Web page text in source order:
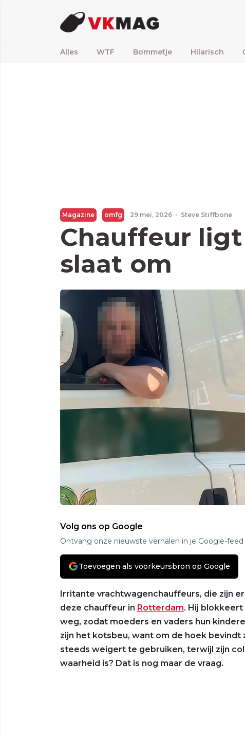
Alles WTF Bommetje Hilarisch
Magazine omfg 29 mei, 2026 · Steve Stiffbone
Chauffeur
slaat om
Volg ons op Google
Ontvang onze nieuwste verhalen in je Google-feed
Toevoegen als voorkeursbron op Google
Irritante vrachtwagenchauffeurs, die zijn
deze chauffeur in Rotterdam. Hij blokkeert
weg, zodat moeders en vaders hun
zijn het kotsbeu, want om de hoek
steeds weigert te gebruiken, terwijl zijn
waarheid is? Dat is nog maar de vraag.